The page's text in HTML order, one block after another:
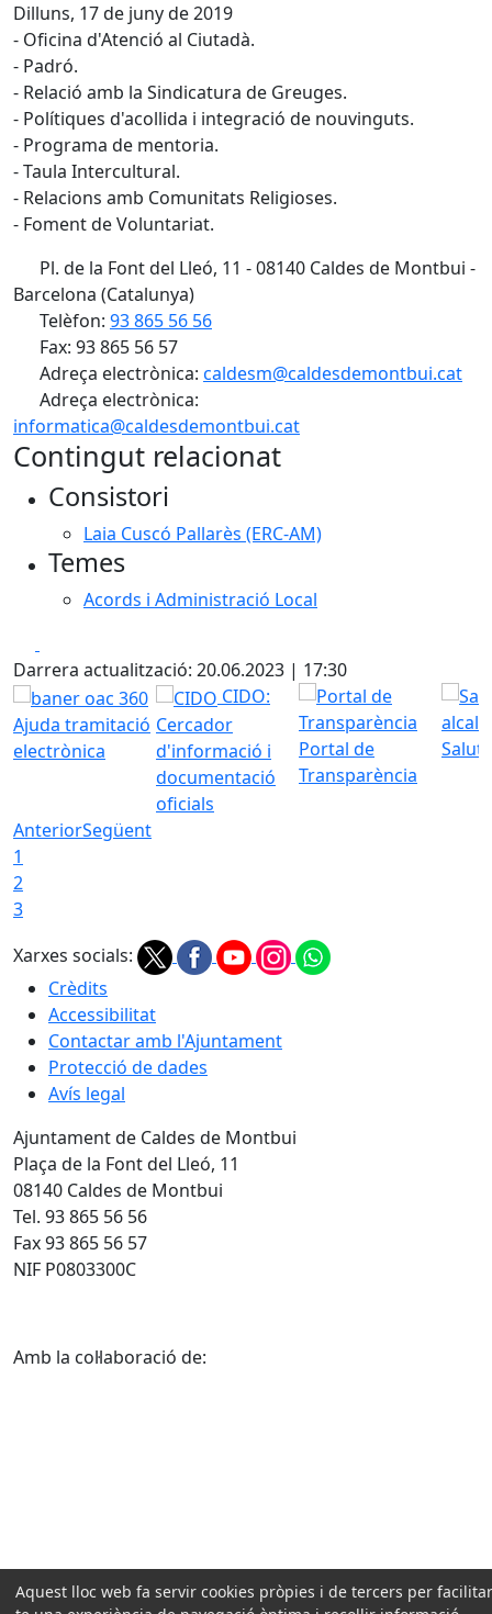
Dilluns, 17 de juny de 2019
- Oficina d'Atenció al Ciutadà.
- Padró.
- Relació amb la Sindicatura de Greuges.
- Polítiques d'acollida i integració de nouvinguts.
- Programa de mentoria.
- Taula Intercultural.
- Relacions amb Comunitats Religioses.
- Foment de Voluntariat.
Pl. de la Font del Lleó, 11 - 08140 Caldes de Montbui -
Barcelona (Catalunya)
Telèfon: 93 865 56 56
Fax: 93 865 56 57
Adreça electrònica: caldesm@caldesdemontbui.cat
Adreça electrònica:
informatica@caldesdemontbui.cat
Contingut relacionat
Consistori
Laia Cuscó Pallarès (ERC-AM)
Temes
Acords i Administració Local
Darrera actualització: 20.06.2023 | 17:30
Ajuda tramitació
electrònica
CIDO:
Cercador
d'informació i
documentació
oficials
Portal de
Transparència
AnteriorSegüent
1
2
3
Xarxes socials:
Crèdits
Accessibilitat
Contactar amb l'Ajuntament
Protecció de dades
Avís legal
Ajuntament de Caldes de Montbui
Plaça de la Font del Lleó, 11
08140 Caldes de Montbui
Tel. 93 865 56 56
Fax 93 865 56 57
NIF P0803300C
Amb la col·laboració de:
Aquest lloc web fa servir cookies pròpies i de tercers per